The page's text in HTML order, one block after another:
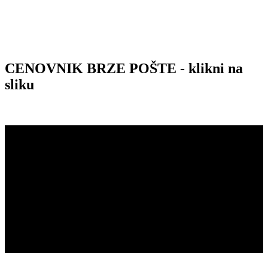
CENOVNIK BRZE POŠTE - klikni na
sliku